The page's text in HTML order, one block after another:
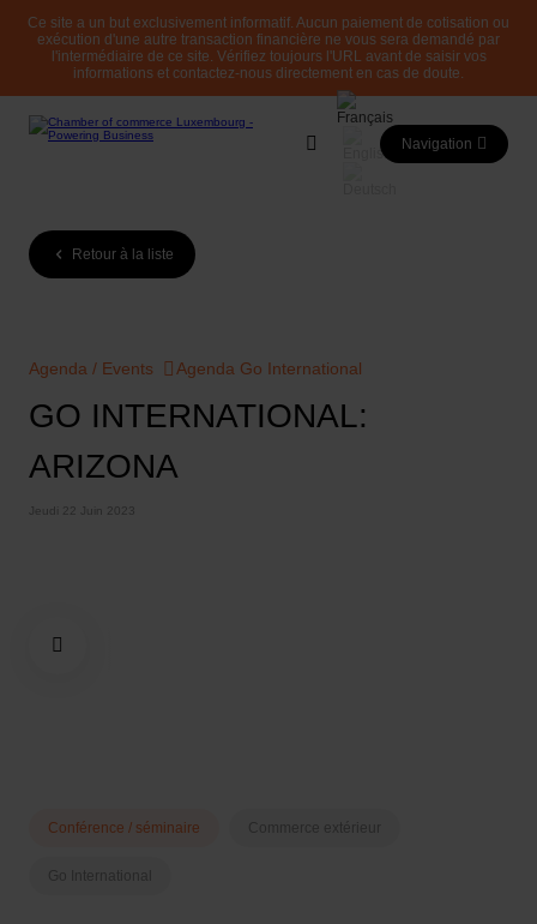
Ce site a un but exclusivement informatif. Aucun paiement de cotisation ou
exécution d'une autre transaction financière ne vous sera demandé par
l'intermédiaire de ce site. Vérifiez toujours l'URL avant de saisir vos
informations et contactez-nous directement en cas de doute.
Navigation
Retour à la liste
Agenda / Events Agenda Go International
GO INTERNATIONAL:
ARIZONA
Jeudi 22 Juin 2023
Conférence / séminaire Commerce extérieur
Go International